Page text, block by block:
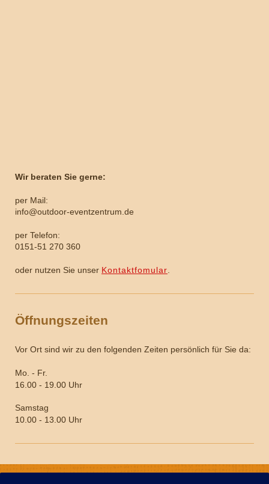
Wir beraten Sie gerne:
per Mail:
info@outdoor-eventzentrum.de
per Telefon:
0151-51 270 360
oder nutzen Sie unser Kontaktfomular
Öffnungszeiten
Vor Ort sind wir zu den folgenden Zeiten persönlich für Sie da:
Mo. - Fr.
16.00 - 19.00 Uhr
Samstag
10.00 - 13.00 Uhr